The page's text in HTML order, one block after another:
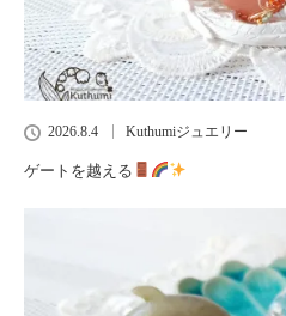
2026.8.4 Kuthumiジュエリー
ゲートを越える